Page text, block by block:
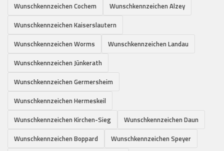
Wunschkennzeichen Cochem
Wunschkennzeichen Alzey
Wunschkennzeichen Kaiserslautern
Wunschkennzeichen Worms
Wunschkennzeichen Landau
Wunschkennzeichen Jünkerath
Wunschkennzeichen Germersheim
Wunschkennzeichen Hermeskeil
Wunschkennzeichen Kirchen-Sieg
Wunschkennzeichen Daun
Wunschkennzeichen Boppard
Wunschkennzeichen Speyer